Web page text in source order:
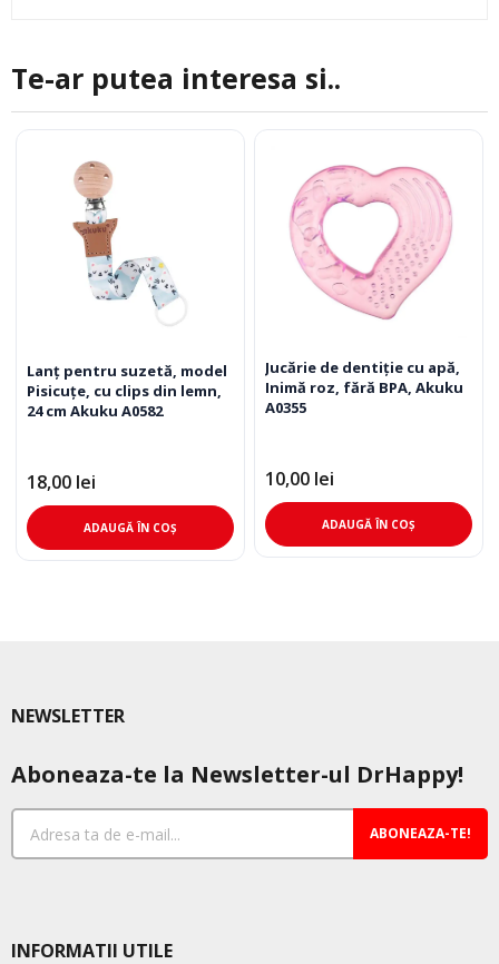
Te-ar putea interesa si..
Lanț pentru suzetă, model
Pisicuțe, cu clips din lemn,
24 cm Akuku A0582
18,00 lei
ADAUGĂ ÎN COȘ
Jucărie de dentiție cu apă,
Inimă roz, fără BPA, Akuku
A0355
10,00 lei
ADAUGĂ ÎN COȘ
NEWSLETTER
Aboneaza-te la Newsletter-ul DrHappy!
ABONEAZA-TE!
INFORMATII UTILE